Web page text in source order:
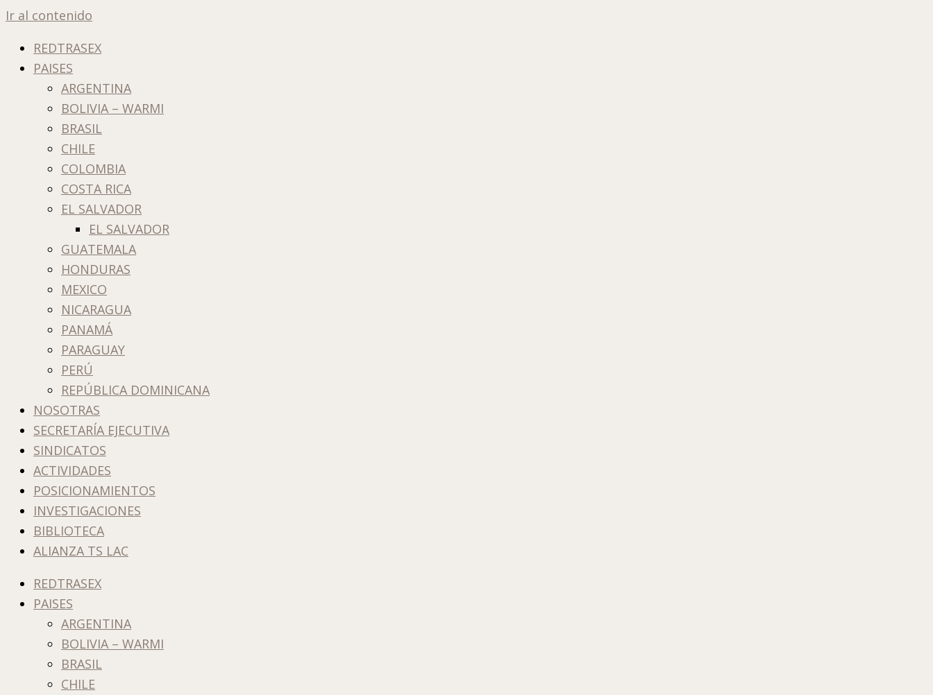
Ir al contenido
REDTRASEX
PAISES
ARGENTINA
BOLIVIA – WARMI
BRASIL
CHILE
COLOMBIA
COSTA RICA
EL SALVADOR
EL SALVADOR
GUATEMALA
HONDURAS
MEXICO
NICARAGUA
PANAMÁ
PARAGUAY
PERÚ
REPÚBLICA DOMINICANA
NOSOTRAS
SECRETARÍA EJECUTIVA
SINDICATOS
ACTIVIDADES
POSICIONAMIENTOS
INVESTIGACIONES
BIBLIOTECA
ALIANZA TS LAC
REDTRASEX
PAISES
ARGENTINA
BOLIVIA – WARMI
BRASIL
CHILE